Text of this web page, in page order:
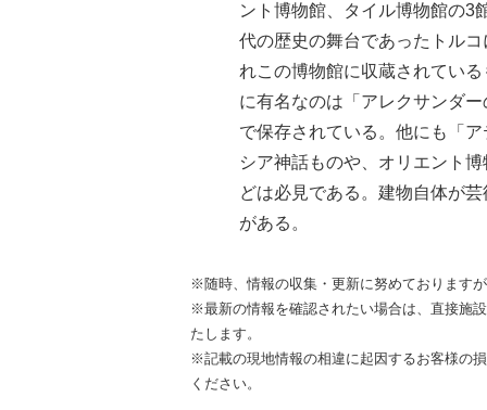
ント博物館、タイル博物館の3
代の歴史の舞台であったトル
れこの博物館に収蔵されてい
に有名なのは「アレクサンダ
で保存されている。他にも「
シア神話ものや、オリエント
どは必見である。建物自体が
がある。
※随時、情報の収集・更新に努めております
※最新の情報を確認されたい場合は、直接施
たします。
※記載の現地情報の相違に起因するお客様の
ください。